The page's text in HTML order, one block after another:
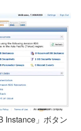
Instance」ボタン